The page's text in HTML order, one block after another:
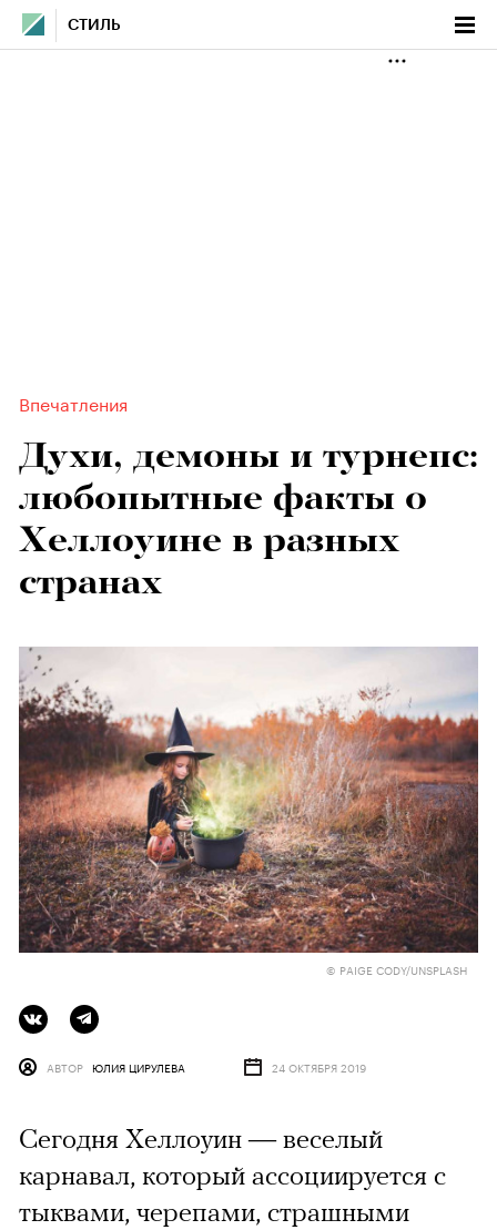
СТИЛЬ
Впечатления
Духи, демоны и турнепс:
любопытные факты о
Хеллоуине в разных
странах
© PAIGE CODY/UNSPLASH
АВТОР ЮЛИЯ ЦИРУЛЕВА 24 ОКТЯБРЯ 2019
Сегодня Хеллоуин — веселый
карнавал, который ассоциируется с
тыквами, черепами, страшными